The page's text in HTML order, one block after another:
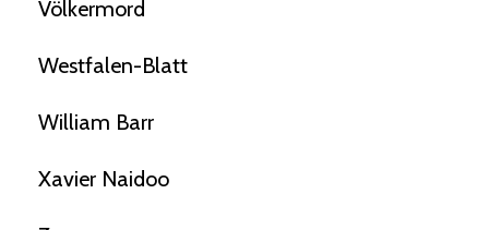
Völkermord
Westfalen-Blatt
William Barr
Xavier Naidoo